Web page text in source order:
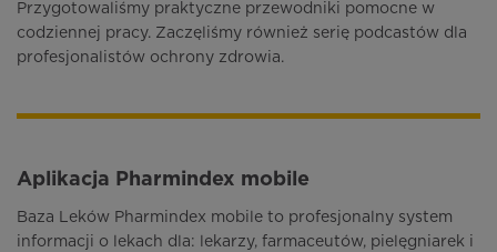
Przygotowaliśmy praktyczne przewodniki pomocne w
codziennej pracy. Zaczęliśmy również serię podcastów dla
profesjonalistów ochrony zdrowia.
Aplikacja Pharmindex mobile
Baza Leków Pharmindex mobile to profesjonalny system
informacji o lekach dla: lekarzy, farmaceutów, pielęgniarek i